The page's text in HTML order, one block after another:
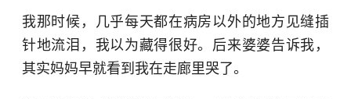
我那时候，几乎每天都在病房以外的地方见缝插
针地流泪，我以为藏得很好。后来婆婆告诉我，
其实妈妈早就看到我在走廊里哭了。